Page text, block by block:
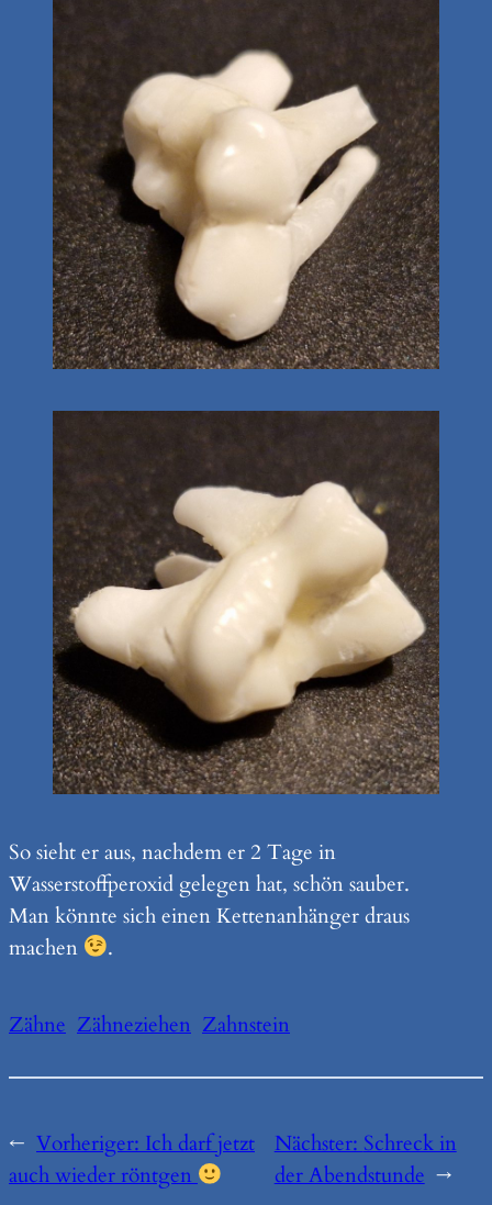
So sieht er aus, nachdem er 2 Tage in
Wasserstoffperoxid gelegen hat, schön sauber.
Man könnte sich einen Kettenanhänger draus
machen
.
Zähne Zähneziehen Zahnstein
← Vorheriger: Ich darf jetzt
auch wieder röntgen
Nächster: Schreck in
der Abendstunde →